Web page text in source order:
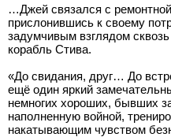
…Джей связался с
прислонившись к своему
задумчивым взглядом
корабль Стива.
«До свидания, друг… До
ещё один яркий
немногих хороших, бывших
наполненную войной,
накатывающим чувством